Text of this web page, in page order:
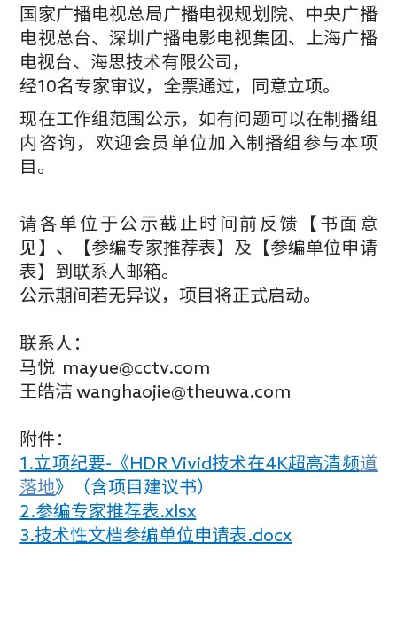
国家广播电视总局广播电视规划院、中央广播
电视总台、深圳广播电影电视集团、上海广播
电视台、海思技术有限公司，
经10名专家审议，全票通过，同意立项。
现在工作组范围公示，如有问题可以在制播组
内咨询， 欢迎会员单位加入制播组参与本项
目。
请各单位于公示截止时间前反馈【书面意
见】、【参编专家推荐表】及【参编单位申请
表】到联系人邮箱。
公示期间若无异议，项目将正式启动。
联系人：
马悦 mayue@cctv.com
王皓洁 wanghaojie@theuwa.com
附件：
1.立项纪要-《HDR Vivid技术在4K超高清频道
落地》（含项目建议书）
2.参编专家推荐表.xlsx
3.技术性文档参编单位申请表.docx